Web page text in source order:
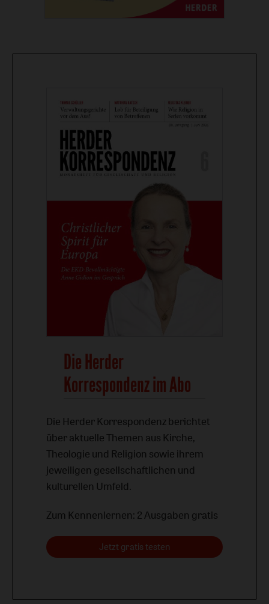
Die Herder
Korrespondenz im Abo
Die Herder Korrespondenz berichtet
über aktuelle Themen aus Kirche,
Theologie und Religion sowie ihrem
jeweiligen gesellschaftlichen und
kulturellen Umfeld.
Zum Kennenlernen: 2 Ausgaben gratis
Jetzt gratis testen